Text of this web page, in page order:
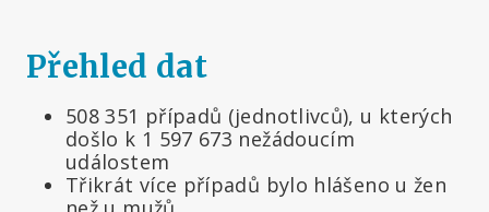
Přehled dat
508 351 případů (jednotlivců), u kterých
došlo k 1 597 673 nežádoucím
událostem
Třikrát více případů bylo hlášeno u žen